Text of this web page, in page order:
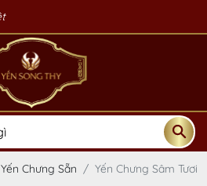
Yến Chưng Sẵn Yến Chưng Sâm Tươi